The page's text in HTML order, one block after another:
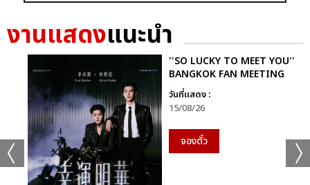
งานแสดงแนะนำ
''SO LUCKY TO MEET YOU''
BANGKOK FAN MEETING
วันที่แสดง :
15/08/26
จองตั๋ว